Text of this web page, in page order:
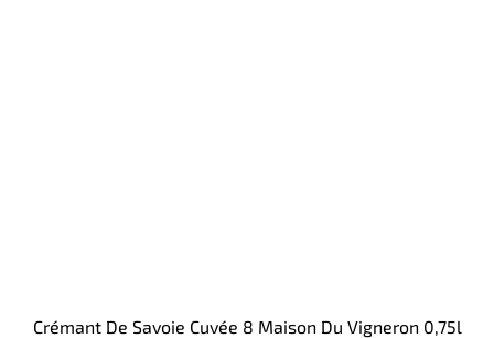
Crémant De Savoie Cuvée 8 Maison Du Vigneron 0,75l